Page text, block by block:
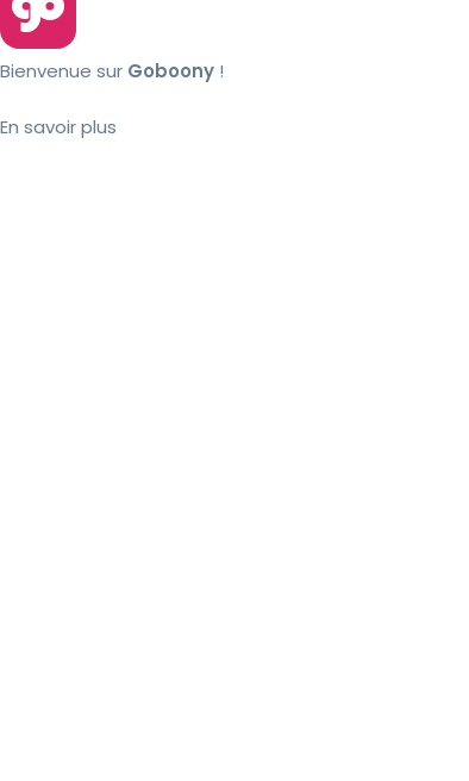
Bienvenue sur Goboony !
En savoir plus